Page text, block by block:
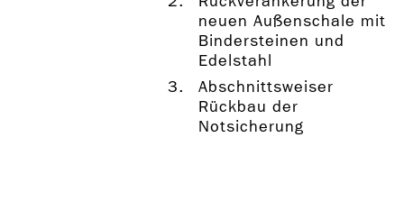
neuen Außenschale mit
Bindersteinen und
Edelstahl
Abschnittsweiser
Rückbau der
Notsicherung